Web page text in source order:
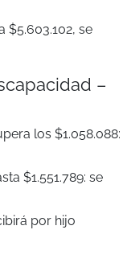
$5.603.102, se
–
los $1.058.088:
$1.551.789: se
por hijo